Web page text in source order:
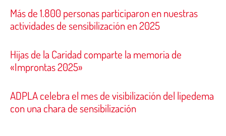
Más de 1.800 personas participaron en nuestras
actividades de sensibilización en 2025
Hijas de la Caridad comparte la memoria de
«Improntas 2025»
ADPLA celebra el mes de visibilización del lipedema
con una chara de sensibilización